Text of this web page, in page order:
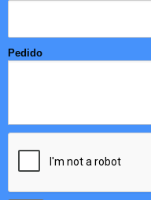
Pedido